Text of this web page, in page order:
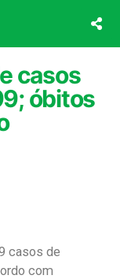
casos
óbitos
casos de
com